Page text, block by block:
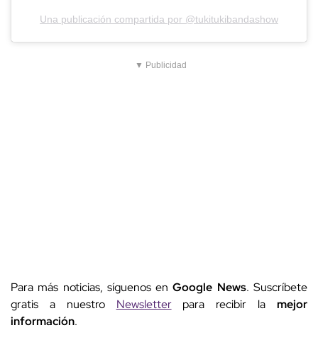
Una publicación compartida por @tukitukibandashow
▼ Publicidad
Para más noticias, síguenos enGoogle News. Suscríbete
gratis a nuestro Newsletterpara recibir lamejor
información.